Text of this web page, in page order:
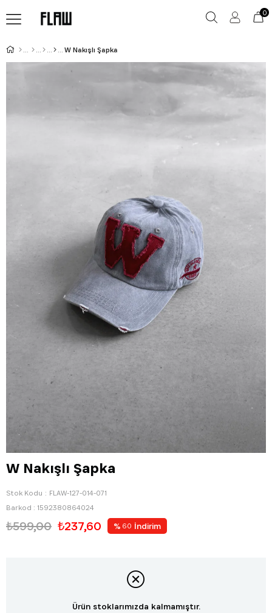
0
W Nakışlı Şapka
W Nakışlı Şapka
Stok Kodu
FLAW-127-014-071
Barkod : 1592380864024
₺599,00 ₺237,60 % 60 İndirim
Ürün stoklarımızda kalmamıştır.